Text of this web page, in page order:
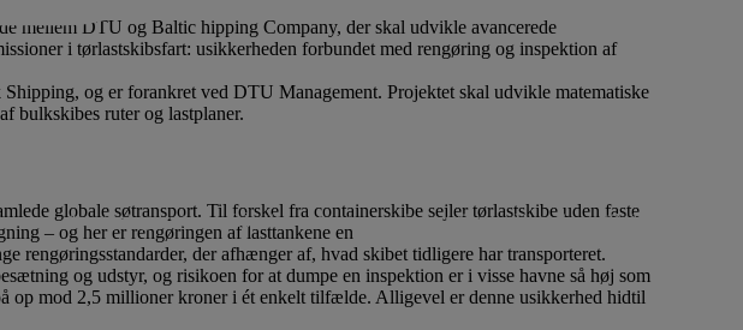
Ansøgningsfrister
Lån til iværksætteri og innovation Donationer til almennyttige
mellem DTU og Baltic hipping Company, der skal udvikle avancerede
i tørlastskibsfart: usikkerheden forbundet med rengøring og inspektion af
og er forankret ved DTU Management. Projektet skal udvikle matematiske
bulkskibes ruter og lastplaner.
globale søtransport. Til forskel fra containerskibe sejler tørlastskibe uden faste
– og her er rengøringen af lasttankene en
rengøringsstandarder, der afhænger af, hvad skibet tidligere har transporteret.
og udstyr, og risikoen for at dumpe en inspektion er i visse havne så høj som
op mod 2,5 millioner kroner i ét enkelt tilfælde. Alligevel er denne usikkerhed hidtil